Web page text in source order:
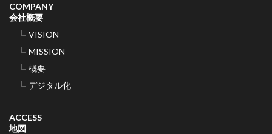
COMPANY
会社概要
VISION
MISSION
概要
デジタル化
ACCESS
地図